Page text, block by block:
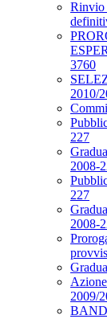
Rinvio
3760
2010/
227
2008-
227
2008-
2009/